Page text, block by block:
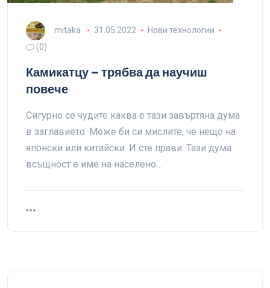
mitaka 31.05.2022
Нови технологии
(0)
Камикатцу – трябва да научиш
повече
Сигурно се чудите каква е тази завъртяна дума
в заглавието. Може би си мислите, че нещо на
японски или китайски. И сте прави. Тази дума
всъщност е име на населено…